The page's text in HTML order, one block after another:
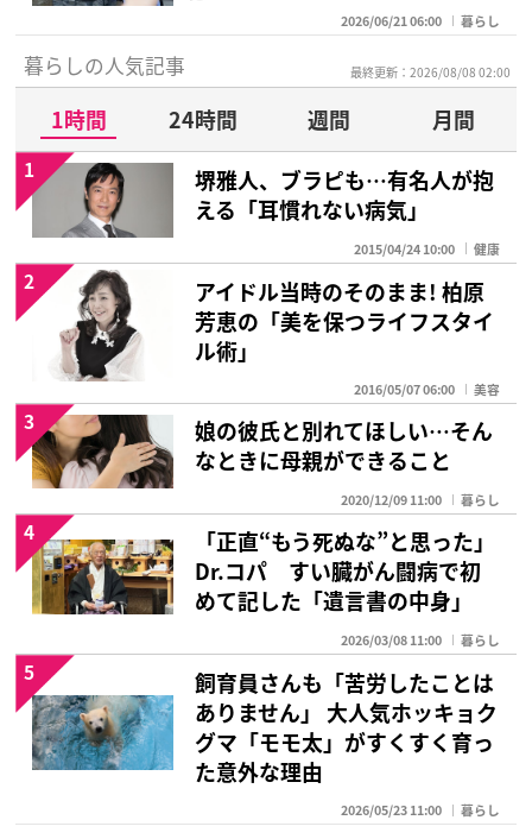
2026/06/21 06:00 暮らし
暮らしの人気記事 最終更新：2026/08/08 02:00
1時間 24時間 週間
月間
堺雅人、ブラピも…有名人が抱
える「耳慣れない病気」
2015/04/24 10:00 健康
1
アイドル当時のそのまま! 柏原
芳恵の「美を保つライフスタイ
ル術」
2016/05/07 06:00 美容
2
娘の彼氏と別れてほしい…そん
なときに母親ができること
2020/12/09 11:00 暮らし
3
「正直“もう死ぬな”と思った」
Dr.コパ すい臓がん闘病で初
めて記した「遺言書の中身」
2026/03/08 11:00 暮らし
4
飼育員さんも「苦労したことは
ありません」 大人気ホッキョク
グマ「モモ太」がすくすく育っ
た意外な理由
2026/05/23 11:00 暮らし
5